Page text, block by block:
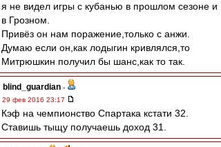
я не видел игры с кубанью в прошлом сезоне и
в Грозном.
Привёз он нам поражение,только с анжи.
Думаю если он,как лодыгин кривлялся,то
Митрюшкин получил бы шанс,как то так.
blind_guardian -
29 фев 2016 23:17
Кэф на чемпионство Спартака кстати 32.
Ставишь тыщу получаешь доход 31.